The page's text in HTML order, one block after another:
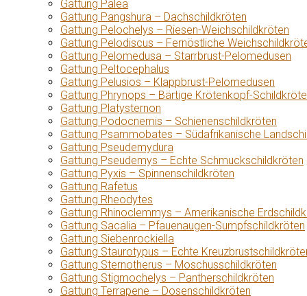
Gattung Palea
Gattung Pangshura – Dachschildkröten
Gattung Pelochelys – Riesen-Weichschildkröten
Gattung Pelodiscus – Fernöstliche
Gattung Pelomedusa – Starrbrust-Pelomedusen
Gattung Peltocephalus
Gattung Pelusios – Klappbrust-Pelomedusen
Gattung Phrynops – Bärtige Krötenkopf-
Gattung Platysternon
Gattung Podocnemis – Schienenschildkröten
Gattung Psammobates – Südafrikanische
Gattung Pseudemydura
Gattung Pseudemys – Echte Schmuckschildkröten
Gattung Pyxis – Spinnenschildkröten
Gattung Rafetus
Gattung Rheodytes
Gattung Rhinoclemmys – Amerikanische
Gattung Sacalia – Pfauenaugen-Sumpfschildkröten
Gattung Siebenrockiella
Gattung Staurotypus – Echte
Gattung Sternotherus – Moschusschildkröten
Gattung Stigmochelys – Pantherschildkröten
Gattung Terrapene – Dosenschildkröten